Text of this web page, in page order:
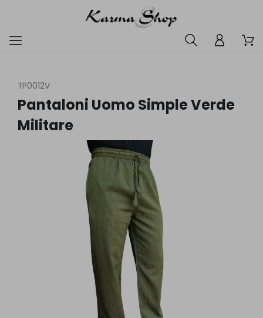
TP0012V
Pantaloni Uomo Simple Verde
Militare